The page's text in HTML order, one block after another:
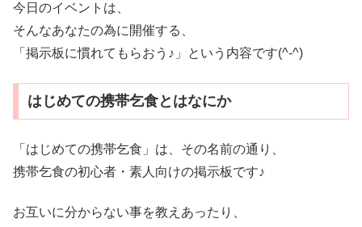
今日のイベントは、
そんなあなたの為に開催する、
「掲示板に慣れてもらおう♪」という内容です(^-^)
はじめての携帯乞食とはなにか
「はじめての携帯乞食」は、その名前の通り、
携帯乞食の初心者・素人向けの掲示板です♪
お互いに分からない事を教えあったり、